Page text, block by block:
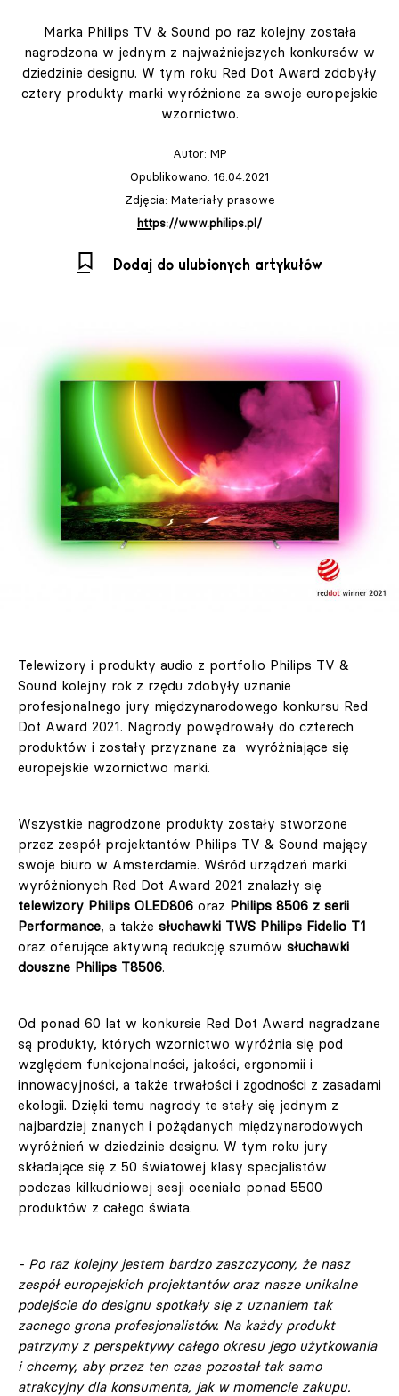
Marka Philips TV & Sound po raz kolejny została
nagrodzona w jednym z najważniejszych konkursów w
dziedzinie designu. W tym roku Red Dot Award zdobyły
cztery produkty marki wyróżnione za swoje europejskie
wzornictwo.
Autor: MP
Opublikowano: 16.04.2021
Zdjęcia: Materiały prasowe
https://www.philips.pl/
Dodaj do ulubionych artykułów
Telewizory i produkty audio z portfolio Philips TV &
Sound kolejny rok z rzędu zdobyły uznanie
profesjonalnego jury międzynarodowego konkursu Red
Dot Award 2021. Nagrody powędrowały do czterech
produktów i zostały przyznane za wyróżniające się
europejskie wzornictwo marki.
Wszystkie nagrodzone produkty zostały stworzone
przez zespół projektantów Philips TV & Sound mający
swoje biuro w Amsterdamie. Wśród urządzeń marki
wyróżnionych Red Dot Award 2021 znalazły się
telewizory Philips OLED806 oraz Philips 8506 z serii
Performance, a także słuchawki TWS Philips Fidelio T1
oraz oferujące aktywną redukcję szumów słuchawki
douszne Philips T8506.
Od ponad 60 lat w konkursie Red Dot Award nagradzane
są produkty, których wzornictwo wyróżnia się pod
względem funkcjonalności, jakości, ergonomii i
innowacyjności, a także trwałości i zgodności z zasadami
ekologii. Dzięki temu nagrody te stały się jednym z
najbardziej znanych i pożądanych międzynarodowych
wyróżnień w dziedzinie designu. W tym roku jury
składające się z 50 światowej klasy specjalistów
podczas kilkudniowej sesji oceniało ponad 5500
produktów z całego świata.
- Po raz kolejny jestem bardzo zaszczycony, że nasz
zespół europejskich projektantów oraz nasze unikalne
podejście do designu spotkały się z uznaniem tak
zacnego grona profesjonalistów. Na każdy produkt
patrzymy z perspektywy całego okresu jego użytkowania
i chcemy, aby przez ten czas pozostał tak samo
atrakcyjny dla konsumenta, jak w momencie zakupu.